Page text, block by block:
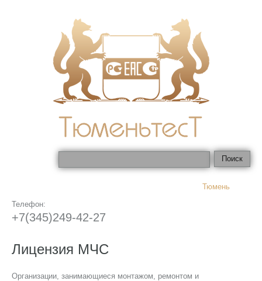
Тюмень
Телефон:
+7(345)249-42-27
Лицензия МЧС
Организации, занимающиеся монтажом, ремонтом и